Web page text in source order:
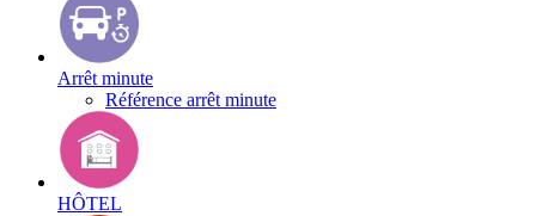
Arrêt minute
Référence arrêt minute
HÔTEL